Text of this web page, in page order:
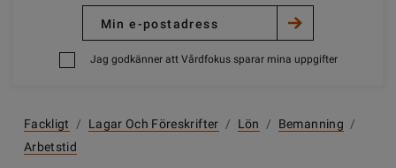
Jag godkänner att Vårdfokus sparar mina uppgifter
Fackligt / Lagar Och Föreskrifter / Lön / Bemanning /
Arbetstid